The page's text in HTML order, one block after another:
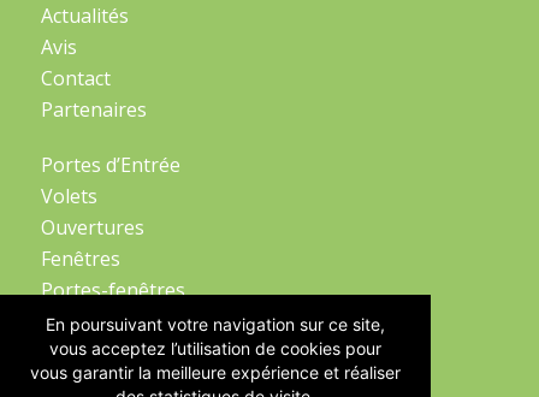
Actualités
Avis
Contact
Partenaires
Portes d’Entrée
Volets
Ouvertures
Fenêtres
Portes-fenêtres
Portes de Garage
Stores
En poursuivant votre navigation sur ce site,
vous acceptez l’utilisation de cookies pour
vous garantir la meilleure expérience et réaliser